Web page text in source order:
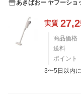
あきばおー ヤフーショ
実質
商品価格
送料
ポイント
3〜5日以内